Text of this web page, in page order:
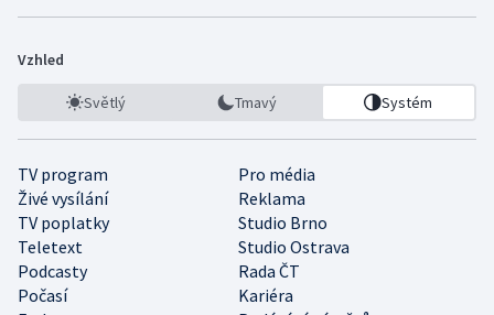
Vzhled
Světlý Tmavý Systém
TV program
Pro média
Živé vysílání
Reklama
TV poplatky
Studio Brno
Teletext
Studio Ostrava
Podcasty
Rada ČT
Počasí
Kariéra